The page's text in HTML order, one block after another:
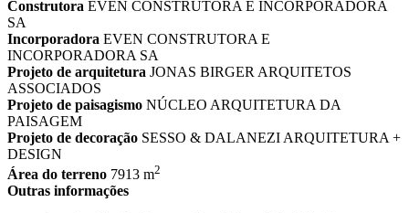
Construtora EVEN CONSTRUTORA E INCORPORADORA
SA
Incorporadora EVEN CONSTRUTORA E
INCORPORADORA SA
Projeto de arquitetura JONAS BIRGER ARQUITETOS
ASSOCIADOS
Projeto de paisagismo NÚCLEO ARQUITETURA DA
PAISAGEM
Projeto de decoração SESSO & DALANEZI ARQUITETURA +
DESIGN
Área do terreno 7913 m2
Outras informações